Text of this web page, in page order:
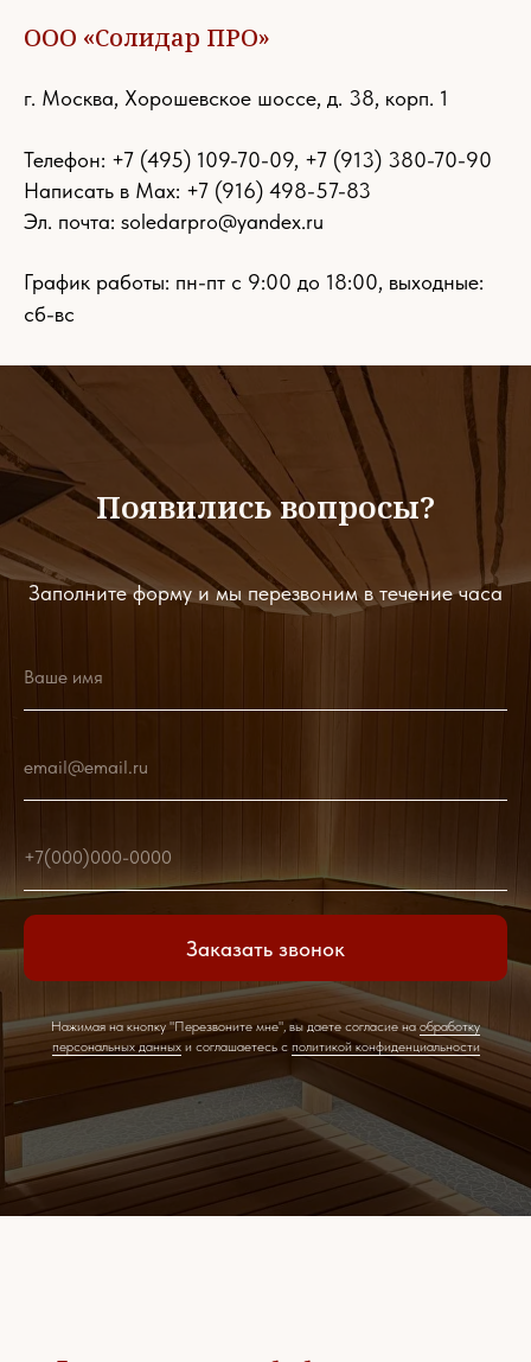
ООО «Солидар ПРО»
г. Москва, Хорошевское шоссе, д. 38, корп. 1
Телефон: +7 (495) 109-70-09, +7 (913) 380-70-90
Написать в Max: +7 (916) 498-57-83
Эл. почта: soledarpro@yandex.ru
График работы: пн-пт с 9:00 до 18:00, выходные:
сб-вс
Появились вопросы?
Заполните форму и мы перезвоним в течение часа
Ваше имя
email@email.ru
+7(000)000-0000
Заказать звонок
Нажимая на кнопку "Перезвоните мне", вы даете согласие наобработку
персональных данныхи соглашаетесь c политикой конфиденциальности